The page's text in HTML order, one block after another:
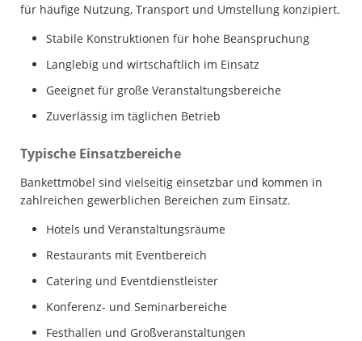
für häufige Nutzung, Transport und Umstellung konzipiert.
Stabile Konstruktionen für hohe Beanspruchung
Langlebig und wirtschaftlich im Einsatz
Geeignet für große Veranstaltungsbereiche
Zuverlässig im täglichen Betrieb
Typische Einsatzbereiche
Bankettmöbel sind vielseitig einsetzbar und kommen in
zahlreichen gewerblichen Bereichen zum Einsatz.
Hotels und Veranstaltungsräume
Restaurants mit Eventbereich
Catering und Eventdienstleister
Konferenz- und Seminarbereiche
Festhallen und Großveranstaltungen